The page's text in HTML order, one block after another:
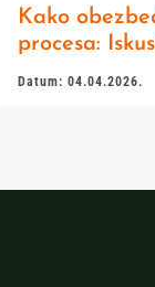
Kako
procesa:
Datum: 04.04.2026.